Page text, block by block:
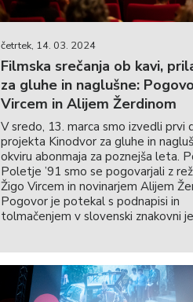
četrtek, 14. 03. 2024
Filmska srečanja ob kavi,
za gluhe in naglušne:
Vircem in Alijem Žerdinom
V sredo, 13. marca smo izvedli prvi
projekta Kinodvor za gluhe in
okviru abonmaja za poznejša leta.
Poletje ’91 smo se pogovarjali z
Žigo Vircem in novinarjem Alijem
Pogovor je potekal s podnapisi in
tolmačenjem v slovenski znakovni